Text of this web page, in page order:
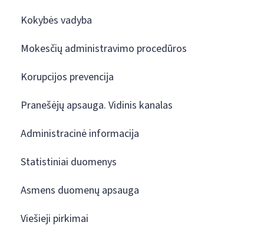
Kokybės vadyba
Mokesčių administravimo procedūros
Korupcijos prevencija
Pranešėjų apsauga. Vidinis kanalas
Administracinė informacija
Statistiniai duomenys
Asmens duomenų apsauga
Viešieji pirkimai